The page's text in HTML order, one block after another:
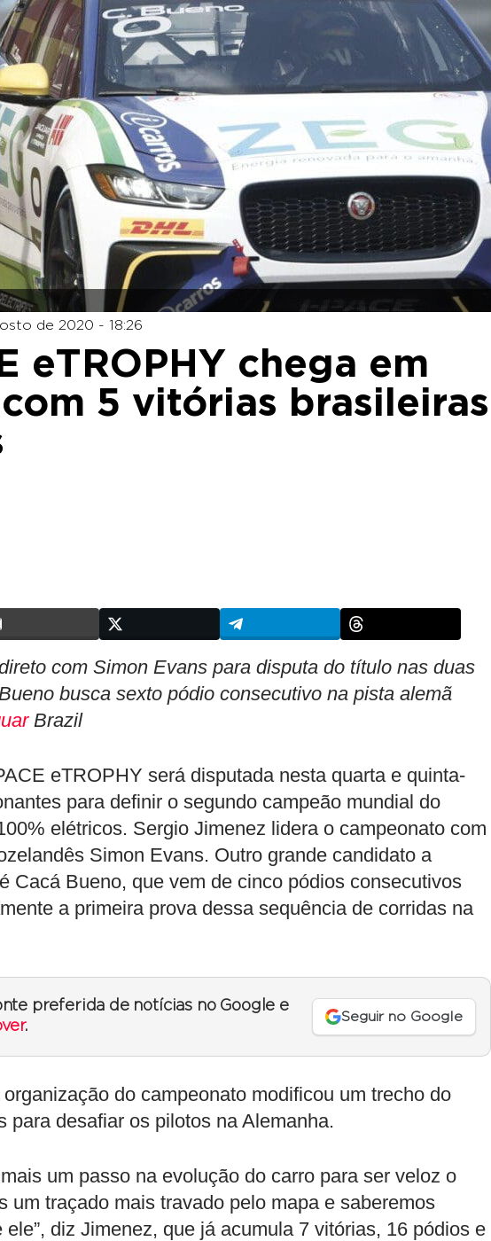
de 2020 - 18:26
eTROPHY chega em
5 vitórias brasileiras
com Simon Evans para disputa do título nas duas
busca sexto pódio consecutivo na pista alemã
Brazil
eTROPHY será disputada nesta quarta e quinta-
para definir o segundo campeão mundial do
elétricos. Sergio Jimenez lidera o campeonato com
Simon Evans. Outro grande candidato a
Cacá Bueno, que vem de cinco pódios consecutivos
a primeira prova dessa sequência de corridas na
preferida de notícias no Google e
.
Seguir no Google
do campeonato modificou um trecho do
para desafiar os pilotos na Alemanha.
um passo na evolução do carro para ser veloz o
um traçado mais travado pelo mapa e saberemos
diz Jimenez, que já acumula 7 vitórias, 16 pódios e